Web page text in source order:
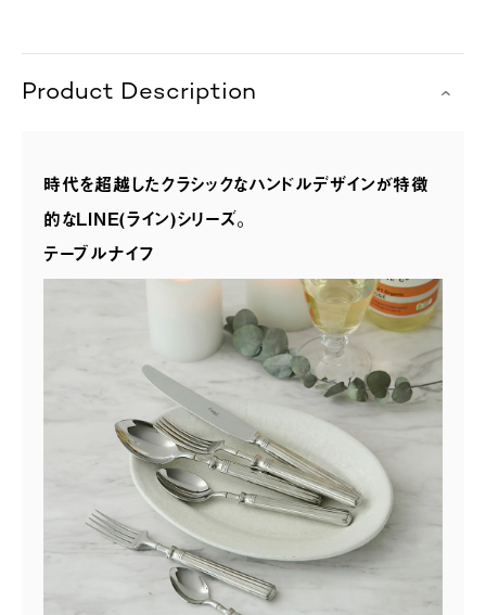
Product Description
時代を超越したクラシックなハンドルデザインが特徴
的なLINE(ライン)シリーズ。
テーブルナイフ